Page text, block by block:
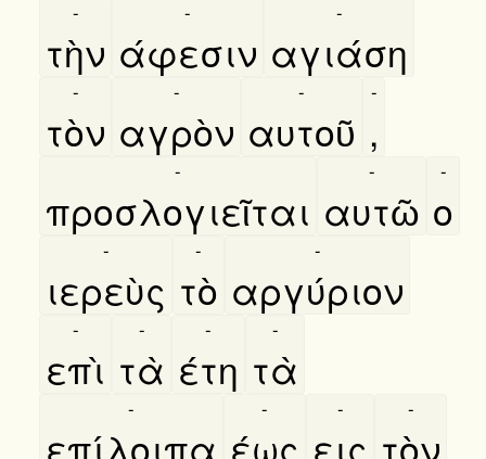
τὴν
-
άφεσιν
-
αγιάση
-
τὸν
-
αγρὸν
-
αυτοῦ
-
,
-
προσλογιεῖται
-
αυτῶ
-
ο
-
ιερεὺς
-
τὸ
-
αργύριον
-
επὶ
-
τὰ
-
έτη
-
τὰ
-
επίλοιπα
-
έως
-
εις
-
τὸν
-